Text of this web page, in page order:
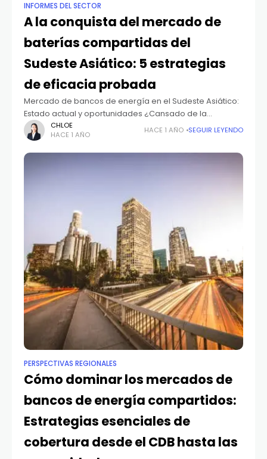
INFORMES DEL SECTOR
A la conquista del mercado de
baterías compartidas del
Sudeste Asiático: 5 estrategias
de eficacia probada
Mercado de bancos de energía en el Sudeste Asiático:
Estado actual y oportunidades ¿Cansado de la
competencia feroz de China? Mire más lejos: ¡el
sudeste asiático le llama! El mercado de baterías
compartidas del Sudeste Asiático es
CHLOE
HACE 1 AÑO
HACE 1 AÑO SEGUIR LEYENDO
PERSPECTIVAS REGIONALES
Cómo dominar los mercados de
bancos de energía compartidos:
Estrategias esenciales de
cobertura desde el CDB hasta las